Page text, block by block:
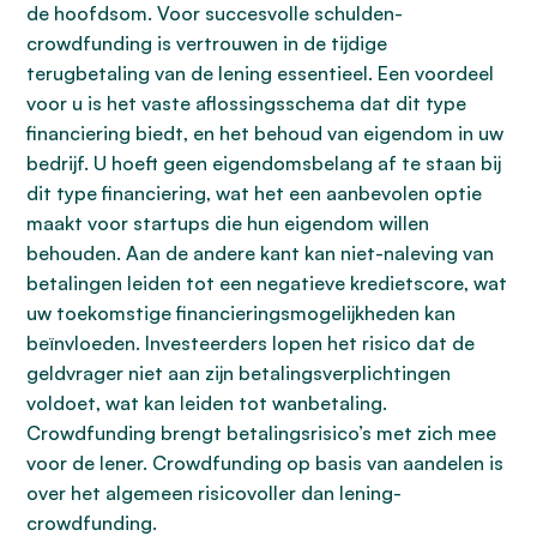
de hoofdsom. Voor succesvolle schulden-
crowdfunding is vertrouwen in de tijdige
terugbetaling van de lening essentieel. Een voordeel
voor u is het vaste aflossingsschema dat dit type
financiering biedt, en het behoud van eigendom in uw
bedrijf. U hoeft geen eigendomsbelang af te staan bij
dit type financiering, wat het een aanbevolen optie
maakt voor startups die hun eigendom willen
behouden. Aan de andere kant kan niet-naleving van
betalingen leiden tot een negatieve kredietscore, wat
uw toekomstige financieringsmogelijkheden kan
beïnvloeden. Investeerders lopen het risico dat de
geldvrager niet aan zijn betalingsverplichtingen
voldoet, wat kan leiden tot wanbetaling.
Crowdfunding brengt betalingsrisico’s met zich mee
voor de lener. Crowdfunding op basis van aandelen is
over het algemeen risicovoller dan lening-
crowdfunding.